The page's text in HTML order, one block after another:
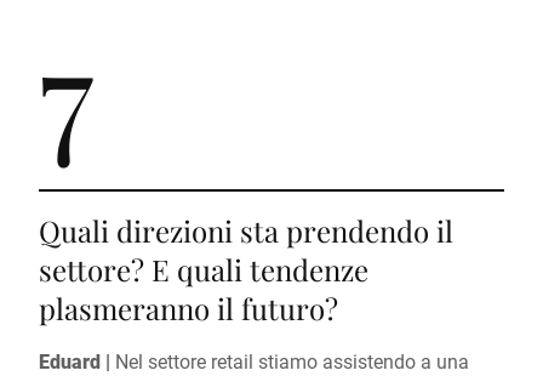
7
Quali direzioni sta prendendo il
settore? E quali tendenze
plasmeranno il futuro?
Eduard | Nel settore retail stiamo assistendo a una